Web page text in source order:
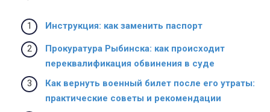
Инструкция: как заменить паспорт
Прокуратура Рыбинска: как происходит
переквалификация обвинения в суде
Как вернуть военный билет после его утраты:
практические советы и рекомендации